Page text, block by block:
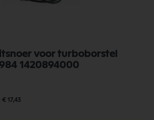
voor turboborstel
1420894000
€ 17,43